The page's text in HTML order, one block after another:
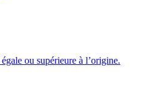
ou supérieure à l’origine.